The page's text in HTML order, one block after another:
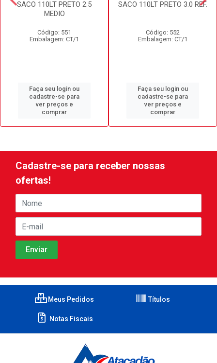
SACO 110LT PRETO 2.5
MEDIO
Código: 551
Embalagem: CT/1
Faça seu login ou
cadastre-se para
ver preços e
comprar
SACO 110LT PRETO 3.0 REF.
Código: 552
Embalagem: CT/1
Faça seu login ou
cadastre-se para
ver preços e
comprar
Cadastre-se para receber nossas
ofertas!
Meus Pedidos Títulos
Notas Fiscais